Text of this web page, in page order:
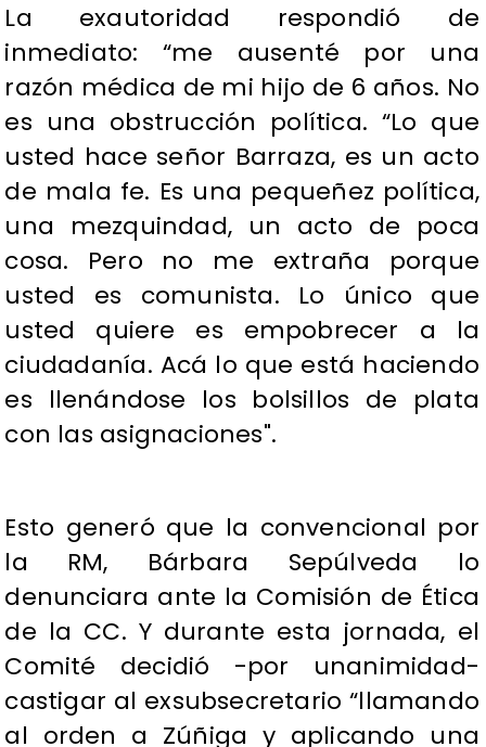
La exautoridad respondió de
inmediato: “me ausenté por una
razón médica de mi hijo de 6 años. No
es una obstrucción política. “Lo que
usted hace señor Barraza, es un acto
de mala fe. Es una pequeñez política,
una mezquindad, un acto de poca
cosa. Pero no me extraña porque
usted es comunista. Lo único que
usted quiere es empobrecer a la
ciudadanía. Acá lo que está haciendo
es llenándose los bolsillos de plata
con las asignaciones".
Esto generó que la convencional por
la RM, Bárbara Sepúlveda lo
denunciara ante la Comisión de Ética
de la CC. Y durante esta jornada, el
Comité decidió -por unanimidad-
castigar al exsubsecretario “llamando
al orden a Zúñiga y aplicando una